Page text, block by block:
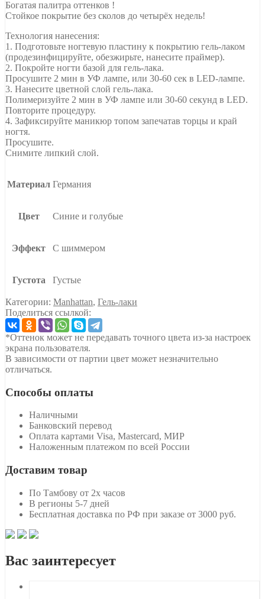
Богатая палитра оттенков !
Стойкое покрытие без сколов до четырёх недель!
Технология нанесения:
1. Подготовьте ногтевую пластину к покрытию гель-лаком
(продезинфицируйте, обезжирьте, нанесите праймер).
2. Покройте ногти базой для гель-лака.
Просушите 2 мин в УФ лампе, или 30-60 сек в LED-лампе.
3. Нанесите цветной слой гель-лака.
Полимеризуйте 2 мин в УФ лампе или 30-60 секунд в LED.
Повторите процедуру.
4. Зафиксируйте маникюр топом запечатав торцы и край
ногтя.
Просушите.
Снимите липкий слой.
Материал Германия
Цвет Синие и голубые
Эффект С шиммером
Густота Густые
Категории: Manhattan, Гель-лаки
Поделиться ссылкой:
*Оттенок может не передавать точного цвета из-за настроек
экрана пользователя.
В зависимости от партии цвет может незначительно
отличаться.
Способы оплаты
Наличными
Банковский перевод
Оплата картами Visa, Mastercard, МИР
Наложенным платежом по всей России
Доставим товар
По Тамбову от 2х часов
В регионы 5-7 дней
Бесплатная доставка по РФ при заказе от 3000 руб.
Вас заинтересует